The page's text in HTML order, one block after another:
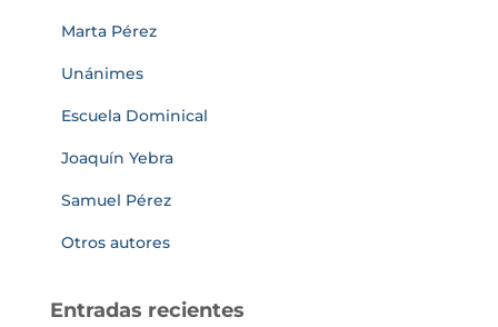
Marta Pérez
Unánimes
Escuela Dominical
Joaquín Yebra
Samuel Pérez
Otros autores
Entradas recientes